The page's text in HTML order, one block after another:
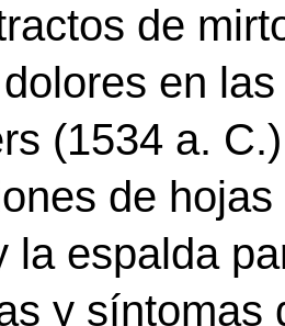
de
en
(1534 a.
de
la espalda
y síntomas